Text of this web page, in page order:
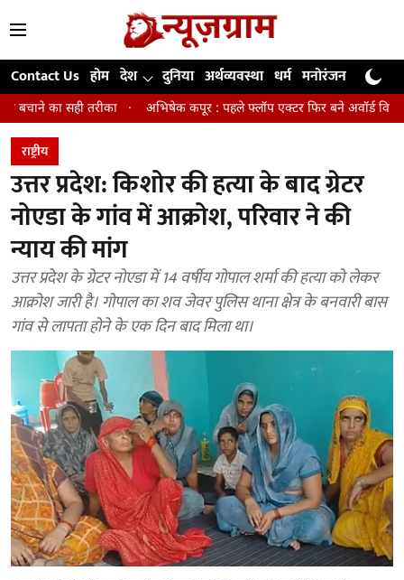
Contact Us होम देश दुनिया अर्थव्यवस्था धर्म मनोरंजन खेल
तरीका अभिषेक कपूर : पहले फ्लॉप एक्टर फिर बने अवॉर्ड विनिंग डायरेक्टर
राष्ट्रीय
उत्तर प्रदेश: किशोर की हत्या के बाद ग्रेटर
नोएडा के गांव में आक्रोश, परिवार ने की
न्याय की मांग
उत्तर प्रदेश के ग्रेटर नोएडा में 14 वर्षीय गोपाल शर्मा की हत्या को लेकर
आक्रोश जारी है। गोपाल का शव जेवर पुलिस थाना क्षेत्र के बनवारी बास
गांव से लापता होने के एक दिन बाद मिला था।